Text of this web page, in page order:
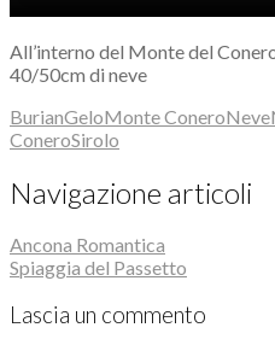
All’interno del Monte del
40/50cm di neve
BurianGeloMonte ConeroNeve
ConeroSirolo
Navigazione articoli
Ancona Romantica
Spiaggia del Passetto
Lascia un commento